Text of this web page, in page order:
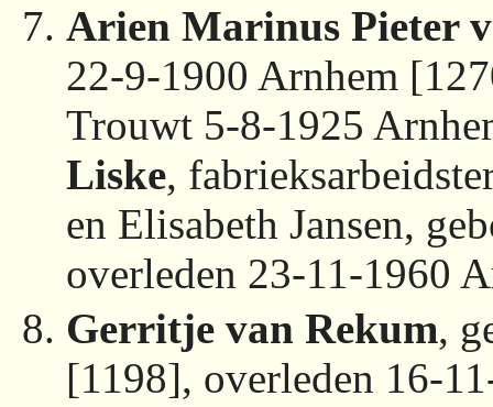
Arien Marinus Pieter
22-9-1900 Arnhem
Trouwt 5-8-1925
Liske,
en Elisabeth Jansen,
overleden 23-11-1960
Gerritje van Rekum,
[1198], overleden 16-